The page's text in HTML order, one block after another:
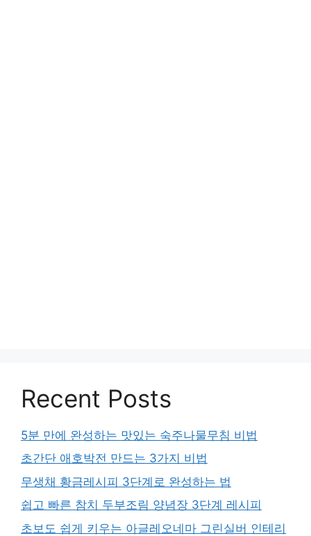
Recent Posts
5분 만에 완성하는 맛있는 숙주나물무침 비법
초간단 애호박전 만드는 3가지 비법
무생채 황금레시피 3단계로 완성하는 법
쉽고 빠른 참치 두부조림 양념장 3단계 레시피
초보도 쉽게 키우는 아글레오네마 그린실버 인테리